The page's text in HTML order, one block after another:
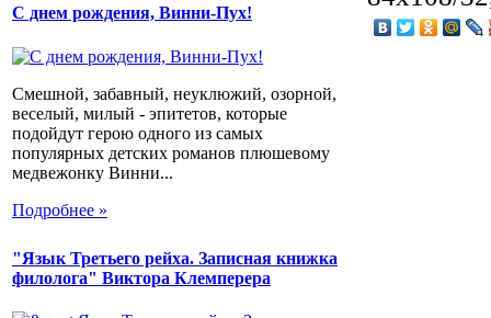
С днем рождения, Винни-Пух!
Смешной, забавный, неуклюжий, озорной,
веселый, милый - эпитетов, которые
подойдут герою одного из самых
популярных детских романов плюшевому
медвежонку Винни...
Подробнее »
"Язык Третьего рейха. Записная книжка
филолога" Виктора Клемперера